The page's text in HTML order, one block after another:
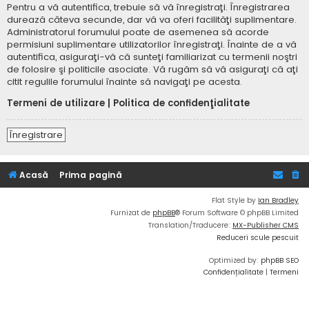
Pentru a vă autentifica, trebuie să vă înregistraţi. Înregistrarea
durează câteva secunde, dar vă va oferi facilităţi suplimentare.
Administratorul forumului poate de asemenea să acorde
permisiuni suplimentare utilizatorilor înregistraţi. Înainte de a vă
autentifica, asiguraţi-vă că sunteţi familiarizat cu termenii noştri
de folosire şi politicile asociate. Vă rugăm să vă asiguraţi că aţi
citit regulile forumului înainte să navigaţi pe acesta.
Termeni de utilizare
Politica de confidenţialitate
Înregistrare
Acasă Prima pagină
Flat Style by Ian Bradley
Furnizat de phpBB® Forum Software © phpBB Limited
Translation/Traducere: MX-Publisher CMS
Reduceri scule pescuit
Optimized by: phpBB SEO
Confidențialitate | Termeni